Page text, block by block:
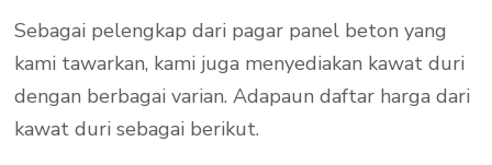
Sebagai pelengkap dari pagar panel beton yang
kami tawarkan, kami juga menyediakan kawat duri
dengan berbagai varian. Adapaun daftar harga dari
kawat duri sebagai berikut.